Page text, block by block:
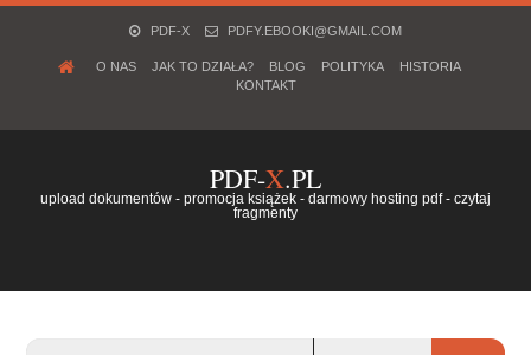
PDF-X PDFY.EBOOKI@GMAIL.COM
O NAS JAK TO DZIAŁA? BLOG POLITYKA
HISTORIA
KONTAKT
PDF-X.PL
upload dokumentów - promocja książek - darmowy hosting pdf - czytaj
fragmenty